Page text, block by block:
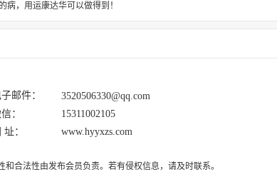
，用运康达华可以做得到！
邮件：
3520506330@qq.com
：
15311002105
址：
www.hyyxzs.com
合法性由发布会员负责。若有侵权信息，请及时联系。